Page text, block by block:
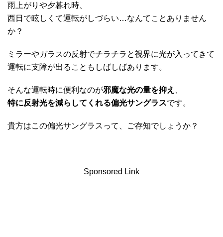
雨上がりや夕暮れ時、
西日で眩しくて運転がしづらい…なんてことありません
か？
ミラーやガラスの反射でチラチラと視界に光が入ってきて
運転に支障が出ることもしばしばあります。
そんな運転時に便利なのが邪魔な光の量を抑え
特に反射光を減らしてくれる偏光サングラスです。
貴方はこの偏光サングラスって、ご存知でしょうか？
Sponsored Link